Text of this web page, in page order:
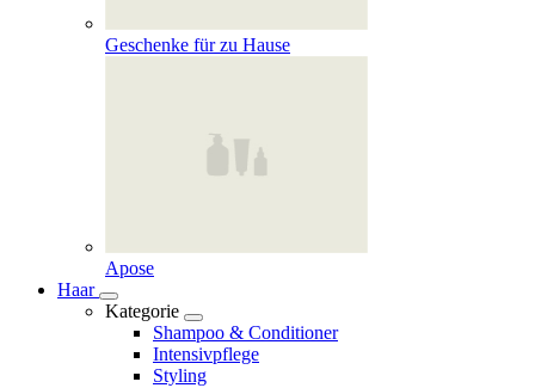
Geschenke für zu Hause
Apose
Haar
Kategorie
Shampoo & Conditioner
Intensivpflege
Styling